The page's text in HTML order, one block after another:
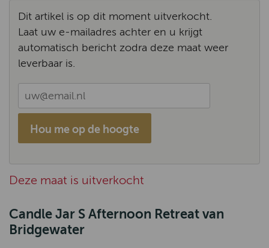
Dit artikel is op dit moment uitverkocht.
Laat uw e-mailadres achter en u krijgt
automatisch bericht zodra deze maat weer
leverbaar is.
Hou me op de hoogte
Deze maat is uitverkocht
Candle Jar S Afternoon Retreat van
Bridgewater